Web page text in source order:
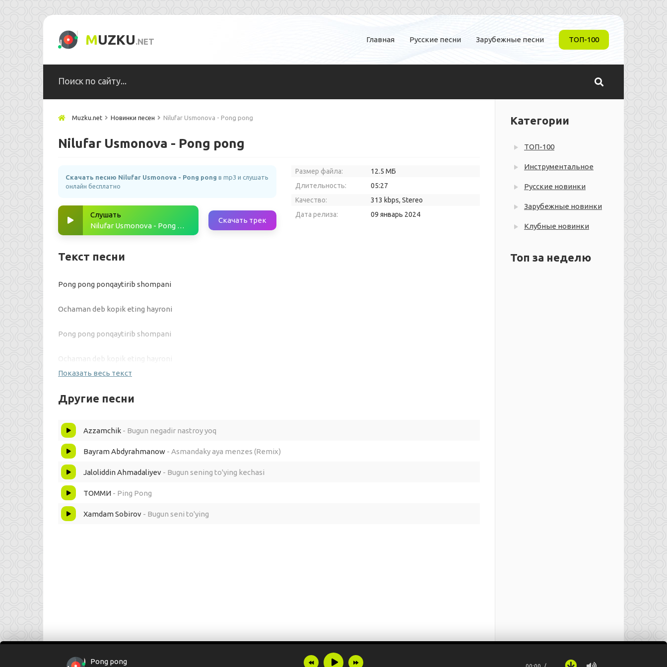
MUZKU.NET Главная Русские песни Зарубежные песни ТОП-100
Muzku.net Новинки песен Nilufar Usmonova - Pong pong
Nilufar Usmonova - Pong pong
Скачать песню Nilufar Usmonova - Pong pong в mp3 и слушать
онлайн бесплатно
Слушать
Nilufar Usmonova - Pong pong
Скачать трек
Размер файла:
12.5 МБ
Длительность:
05:27
Качество:
313 kbps, Stereo
Дата релиза:
09 январь 2024
Текст песни
Pong pong ponqaytirib shompani
Ochaman deb kopik eting hayroni
Pong pong ponqaytirib shompani
Ochaman deb kopik eting hayroni
Bugun bayram hassatib bir oynali
Bugun bayram hassatib bir oynali
O'ynab oynab to tongacha toymoli
Показать весь текст
Другие песни
Azzamchik - Bugun negadir nastroy yoq
Bayram Abdyrahmanow - Asmandaky aya menzes (Remix)
Jaloliddin Ahmadaliyev - Bugun sening to'ying kechasi
ТОММИ - Ping Pong
Xamdam Sobirov - Bugun seni to'ying
Категории
ТОП-100
Инструментальное
Русские новинки
Зарубежные новинки
Клубные новинки
Топ за неделю
Pong pong